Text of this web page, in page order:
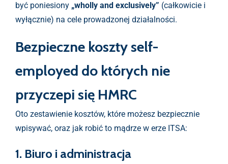
być poniesiony „wholly and exclusively” (całkowicie i
wyłącznie) na cele prowadzonej działalności.
Bezpieczne koszty self-
employed do których nie
przyczepi się HMRC
Oto zestawienie kosztów, które możesz bezpiecznie
wpisywać, oraz jak robić to mądrze w erze ITSA:
1. Biuro i administracja